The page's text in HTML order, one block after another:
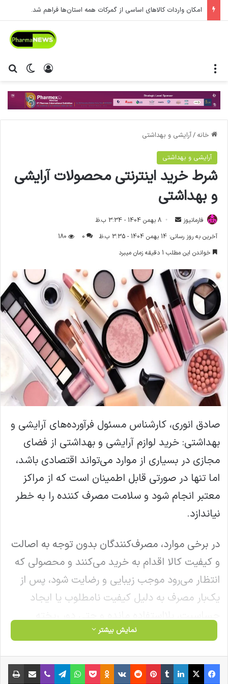
امکان واردات کالاهای اساسی از گمرکات همه استان‌ها فراهم شد.
تغییر ورود
خانه /آرایشی و بهداشتی
آرایشی و بهداشتی
شرط خرید اینترنتی محصولات آرایشی
و بهداشتی
فارمانیوز
ا
ل
ا
م
ی
ل
8 بهمن 1404 - 3:34 ب.ظ
آخرین به روز رسانی: 14 بهمن 1404 - 3:35 ب.ظ
0
180
خواندن این مطلب 1 دقیقه زمان میبرد
صادق انوری، کارشناس مسئول فرآورده‌های آرایشی و
بهداشتی: خرید لوازم آرایشی و بهداشتی از فضای
مجازی در بسیاری از موارد می‌تواند اقتصادی باشد،
اما تنها در صورتی قابل اطمینان است که از مراکز
معتبر انجام شود و سلامت مصرف‌ کننده را به خطر
نیاندازد.
در برخی موارد، مصرف‌کنندگان بدون توجه به اصالت
و کیفیت کالا اقدام به خرید می‌کنند و محصولی که
انتظار می‌رود موجب زیبایی و رضایت شود، پس از
یک‌بار مصرف به دلیل کیفیت نامطلوب یا ایجاد
می‌شود.
هدف از این هشدارها جلوگیری از خرید اینترنتی
نمایش بیشتر
فیس بوک X لینکدین ‫تامبلر ‫پین‌ترست ‫رددیت ‫VKontakte
‫Odnoklassniki پاکت واتس آپ تلگرام وایبر اشتراک گذاری از طریق ایمیل